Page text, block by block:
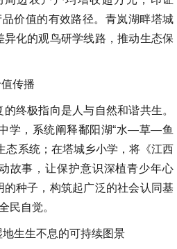
品价值的有效路径。青岚湖畔塔城
异化的观鸟研学线路，推动生态保
传播
终极指向是人与自然和谐共生。
学，系统阐释鄱阳湖“水—草—鱼
系统；在塔城乡小学，将《江西
故事，让保护意识深植青少年心
的种子，构筑起广泛的社会认同基
民自觉。
生生不息的可持续图景